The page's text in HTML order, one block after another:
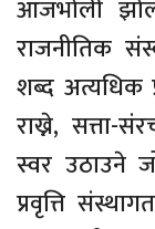
आजभोली
राजनीतिक
शब्द अत्यधिक
राख्ने, सत्ता-
स्वर उठाउने
प्रवृत्ति